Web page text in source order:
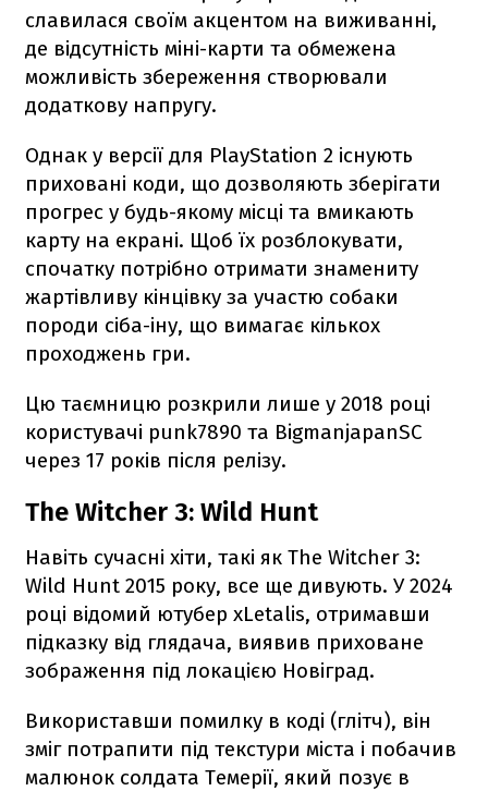
славилася своїм акцентом на виживанні,
де відсутність міні-карти та обмежена
можливість збереження створювали
додаткову напругу.
Однак у версії для PlayStation 2 існують
приховані коди, що дозволяють зберігати
прогрес у будь-якому місці та вмикають
карту на екрані. Щоб їх розблокувати,
спочатку потрібно отримати знамениту
жартівливу кінцівку за участю собаки
породи сіба-іну, що вимагає кількох
проходжень гри.
Цю таємницю розкрили лише у 2018 році
користувачі punk7890 та BigmanjapanSC
через 17 років після релізу.
The Witcher 3: Wild Hunt
Навіть сучасні хіти, такі як The Witcher 3:
Wild Hunt 2015 року, все ще дивують. У 2024
році відомий ютубер xLetalis, отримавши
підказку від глядача, виявив приховане
зображення під локацією Новіград.
Використавши помилку в коді (глітч), він
зміг потрапити під текстури міста і побачив
малюнок солдата Темерії, який позує в